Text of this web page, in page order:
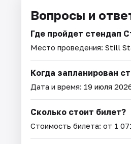
Вопросы и
Где пройдет стендап
Место проведения: Still
Когда запланирован
Дата и время: 19 июля
Сколько стоит билет?
Стоимость билета: от 1